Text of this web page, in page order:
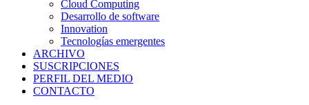
Cloud Computing
Desarrollo de software
Innovation
Tecnologías emergentes
ARCHIVO
SUSCRIPCIONES
PERFIL DEL MEDIO
CONTACTO